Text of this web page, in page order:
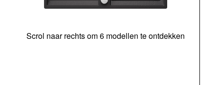
Scrol naar rechts om 6 modellen te ontdekken